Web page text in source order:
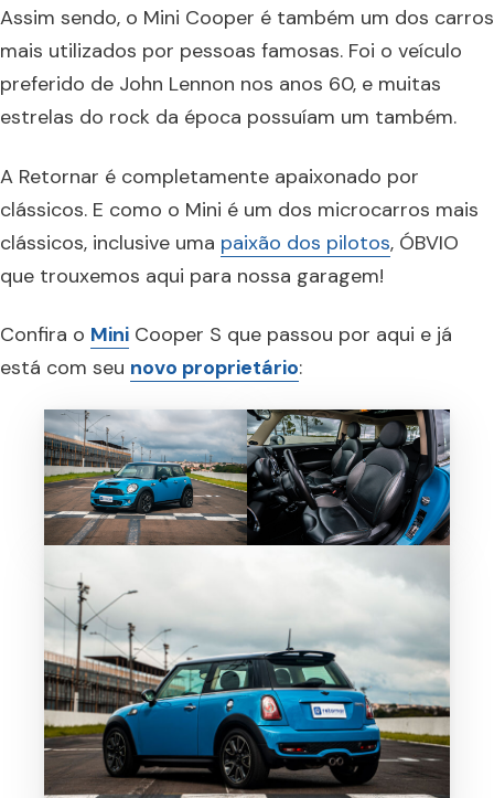
Assim sendo, o Mini Cooper é também um dos carros
mais utilizados por pessoas famosas. Foi o veículo
preferido de John Lennon nos anos 60, e muitas
estrelas do rock da época possuíam um também.
A Retornar é completamente apaixonado por
clássicos. E como o Mini é um dos microcarros mais
clássicos, inclusive uma paixão dos pilotos, ÓBVIO
que trouxemos aqui para nossa garagem!
Confira o Mini Cooper S que passou por aqui e já
está com seu novo proprietário: